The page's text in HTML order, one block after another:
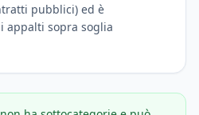
pubblici) ed è
sopra soglia